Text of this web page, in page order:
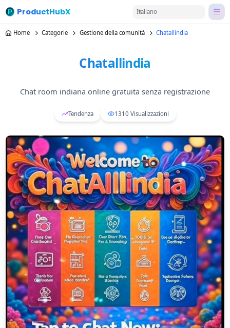
ProductHubX Italiano
Home Categorie Gestione della comunità Chatallindia
Chatallindia
Chat room indiana online gratuita senza registrazione
Tendenza 1310 Visualizzazioni